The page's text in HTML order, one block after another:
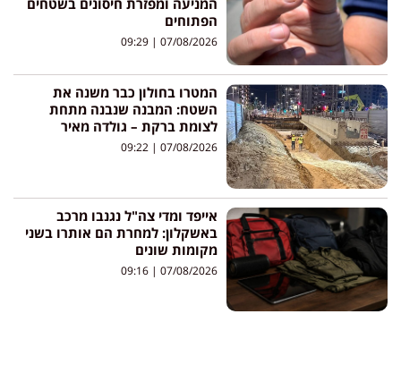
הפתוחים
07/08/2026
המטרו בחולון כבר משנה את
השטח: המבנה שנבנה מתחת
לצומת ברקת – גולדה מאיר
07/08/2026
אייפד ומדי צה"ל נגנבו מרכב
באשקלון: למחרת הם אותרו בשני
מקומות שונים
07/08/2026